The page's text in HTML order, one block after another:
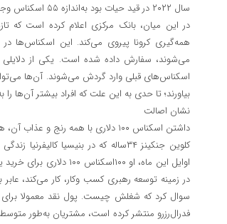
سال ۲۰۲۲ در قید حیات بود به‌اندازه ۵۵ اسکناس وجود داشت.
در این میان، بانک مرکزی اعلام کرده است که
همه‌گیری کرونا پیروی می‌کند. این اسکناس‌ها
می‌شوند، سفارش داده شده است. یکی از
بیاورند؛ تا حدی به این علت که افراد بیشتر آن‌ها
نشان اصالت
داشتن اسکناس ۱۰۰ دلاری با همه رنج و عذاب آن، هنوز هم یک «نشان اصالت» محسوب می‌شود.
کلوین جنکینز ۳۴ساله که در بنیسیا
اوایل این ماه، او
در زمینه توسعه رهبری کسب وکار، کار می‌کند، عابر
سوال کرد که شغلش چیست. پول نقد معمولا